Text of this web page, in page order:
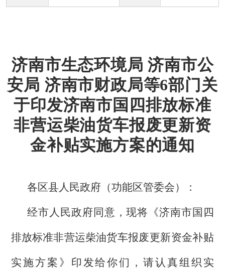
济南市生态环境局 济南市公
安局 济南市财政局等6部门关
于印发济南市国四排放标准
非营运柴油货车报废更新资
金补贴实施方案的通知
各区县人民政府（功能区管委会）：
经市人民政府同意，现将《济南市国四
排放标准非营运柴油货车报废更新资金补贴
实施方案》印发给你们，请认真组织实